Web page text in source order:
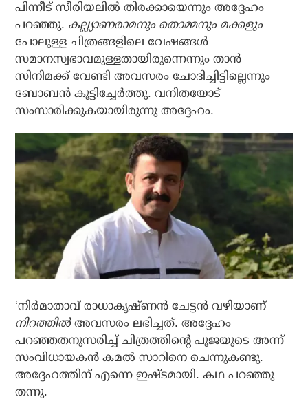
പിന്നീട് സീരിയലിൽ തിരക്കായെന്നും അദ്ദേഹം
പറഞ്ഞു. കല്ല്യാണരാമനും തൊമ്മനും മക്കളും
പോലുള്ള ചിത്രങ്ങളിലെ വേഷങ്ങൾ
സമാനസ്വഭാവമുള്ളതായിരുന്നെന്നും താൻ
സിനിമക്ക് വേണ്ടി അവസരം ചോദിച്ചിട്ടില്ലെന്നും
ബോബൻ കൂട്ടിച്ചേർത്തു. വനിതയോട്
സംസാരിക്കുകയായിരുന്നു അദ്ദേഹം.
‘നിർമാതാവ് രാധാകൃഷ്‌ണൻ ചേട്ടൻ വഴിയാണ്
നിറത്തിൽഅവസരം ലഭിച്ചത്. അദ്ദേഹം
പറഞ്ഞതനുസരിച്ച് ചിത്രത്തിന്റെ പൂജയുടെ അന്ന്
സംവിധായകൻ കമൽ സാറിനെ ചെന്നുകണ്ടു.
അദ്ദേഹത്തിന് എന്നെ ഇഷ്ട‌മായി. കഥ പറഞ്ഞു
തന്നു.